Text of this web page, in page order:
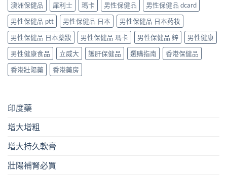
澳洲保健品
犀利士 瑪卡 男性保健品
男性保健品 dcard
男性保健品 ptt
男性保健品 日本
男性保健品 日本药妆
男性保健品 日本藥妝
男性保健品 瑪卡 男性保健品 鋅
男性健康
男性健康食品
立威大 護肝保健品 選購指南
香港保健品
香港壯陽藥
香港藥房
印度藥
增大增粗
增大持久軟膏
壯陽補腎必買